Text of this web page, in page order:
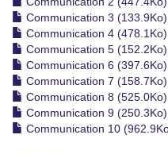
Communication 3 (133.9Ko)
Communication 4 (478.1Ko)
Communication 5 (152.2Ko)
Communication 6 (397.6Ko)
Communication 7 (158.7Ko)
Communication 8 (525.0Ko)
Communication 9 (250.3Ko)
Communication 10